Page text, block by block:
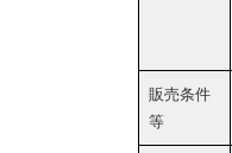
販売条件
等